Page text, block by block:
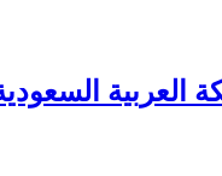
العربية